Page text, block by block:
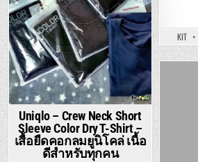
ร้า
ไล้
ท์
อุ่นๆ
เบาๆ KIT
Uniqlo – Crew Neck Short
Sleeve Color Dry T-Shirt –
เสื้อยืดคอกลมยูนิโคล่ เนื้อ
ดีสำหรับทุกคน